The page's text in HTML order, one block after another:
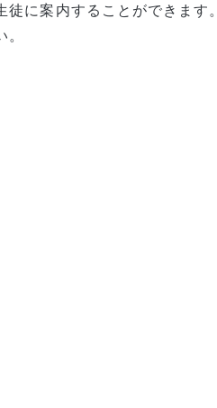
に案内することができます。